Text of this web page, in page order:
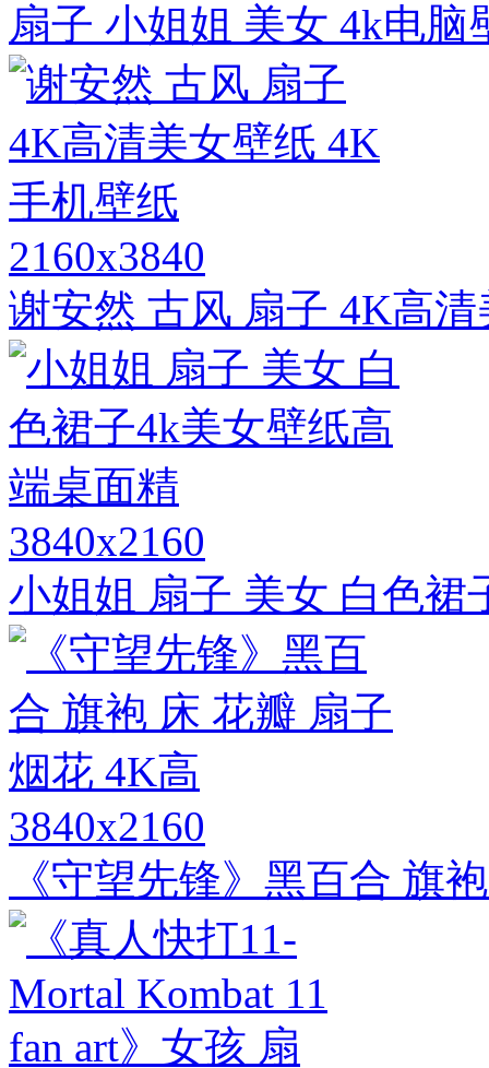
扇子 小姐姐 美女 4k电
2160x3840
谢安然 古风 扇子 4K高
3840x2160
小姐姐 扇子 美女 白色裙
3840x2160
《守望先锋》黑百合 旗